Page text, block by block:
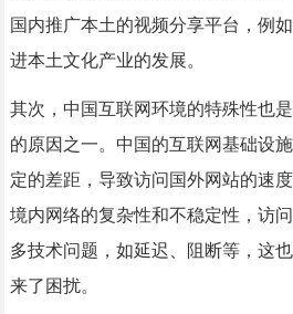
国内推广本土的视频分享平台，例
进本土文化产业的发展。
其次，中国互联网环境的特殊性也
的原因之一。中国的互联网基础设
定的差距，导致访问国外网站的速
境内网络的复杂性和不稳定性，访
多技术问题，如延迟、阻断等，这
来了困扰。